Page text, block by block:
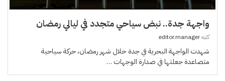
واجهة جدة.. نبض سياحي متجدد في ليالي رمضان
كتبهeditor.manager
شهدت الواجهة البحرية في جدة خلال شهر رمضان، حركة سياحية
متصاعدة جعلتها في صدارة الوجهات …